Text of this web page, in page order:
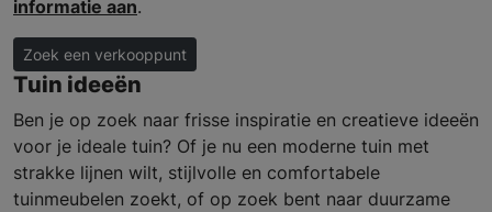
informatie aan.
Zoek een verkooppunt
Tuin ideeën
Ben je op zoek naar frisse inspiratie en creatieve ideeën
voor je ideale tuin? Of je nu een moderne tuin met
strakke lijnen wilt, stijlvolle en comfortabele
tuinmeubelen zoekt, of op zoek bent naar duurzame